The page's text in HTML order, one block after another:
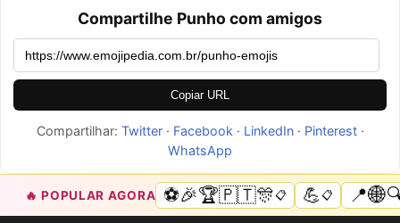
Compartilhe Punho com amigos
Copiar URL
Compartilhar: Twitter· Facebook · LinkedIn· Pinterest·
WhatsApp
🔥 POPULAR AGORA ⚽🎉🏆🇵🇹🎊📋 💪📋 📍🌐🔍